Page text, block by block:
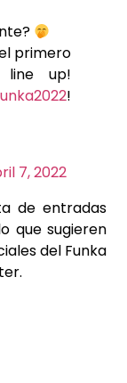
primero
up!
!
7, 2022
de entradas
que sugieren
del Funka